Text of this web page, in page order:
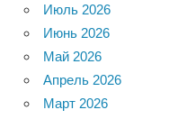
Июль 2026
Июнь 2026
Май 2026
Апрель 2026
Март 2026